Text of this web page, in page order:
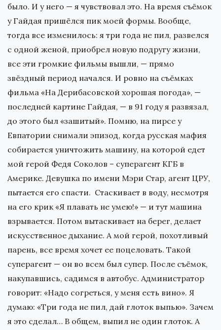
было. И у него — я чувствовал это. На время съёмок
у Гайдая пришёлся пик моей формы. Вообще,
тогда все изменилось: я три года не пил, развелся
с одной женой, приобрел новую подругу жизни,
все эти громкие фильмы вышли, — прямо
звёздный период начался. И ровно на съёмках
фильма «На Дерибасовской хорошая погода», —
последней картине Гайдая, — в 91 году я развязал,
до этого был «зашитый». Помню, на пирсе у
Евпатории снимали эпизод, когда русская мафия
собирается уничтожить машину, на которой едет
мой герой Федя Соколов – суперагент КГБ в
Америке. Девушка по имени Мэри Стар, агент ЦРУ,
пытается его спасти. Стаскивает в воду, несмотря
на его крик «Я плавать не умею!» — и тут машина
взрывается. Потом вытаскивает на берег, делает
искусственное дыхание. А мой герой, похотливый
парень, все время хочет ее поцеловать. Такой
суперагент — он во всем был супер. После съёмок,
накупавшись, садимся в автобус. Администратор
говорит: «Надо согреться, у меня есть вино». Я
думаю: «Три года не пил, дай глоток выпью». Зачем
я это сделал… В общем, выпил не один глоток. А